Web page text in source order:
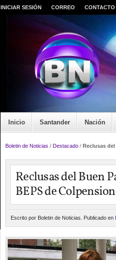
INICIAR SESIÓN CORREO CONTACTO
Inicio Santander Nación
Boletin de Noticias / Destacado / Reclusas
Reclusas del Buen
BEPS de
Escrito por Boletin de Noticias. Publicado en